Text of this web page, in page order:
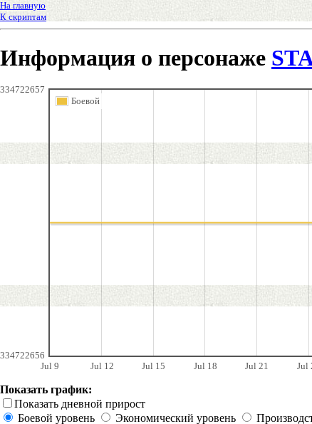
На главную
К скриптам
Информация о персонаже
Jul 9 Jul 12 Jul 15 Jul 18 Jul 21 Jul
334722656
334722657
Боевой
Показать график:
Показать дневной прирост
Боевой уровень
Экономический уровень